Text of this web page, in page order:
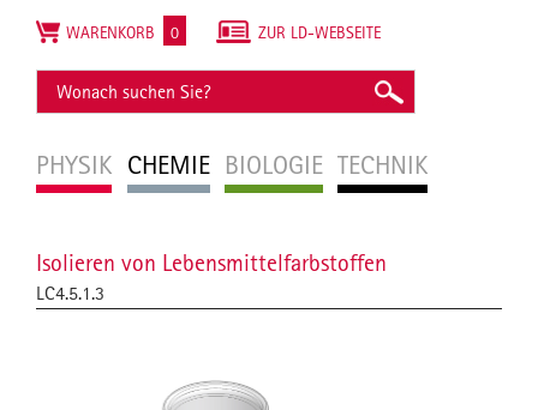
PHYSIK CHEMIE BIOLOGIE TECHNIK
ZUR LD-WEBSEITE
WARENKORB 0
Isolieren von Lebensmittelfarbstoffen
LC4.5.1.3